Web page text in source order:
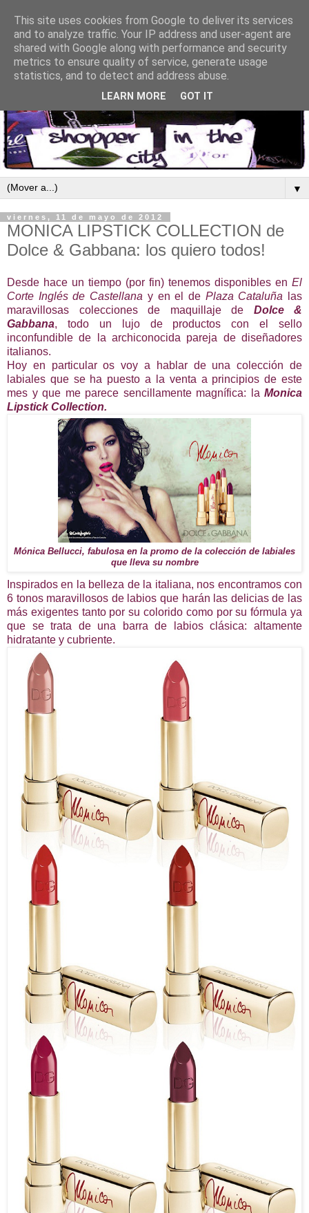
▼
viernes, 11 de mayo de 2012
MONICA LIPSTICK COLLECTION de
Dolce & Gabbana: los quiero todos!
Desde hace un tiempo (por fin) tenemos disponibles en El
Corte Inglés de Castellana y en el de Plaza Cataluña
las
maravillosas colecciones de maquillaje de Dolce &
Gabbana, todo un lujo de productos con el sello
inconfundible de la archiconocida pareja de diseñadores
italianos.
Hoy en particular os voy a hablar de una colección de
labiales que se ha puesto a la venta a principios de este
mes y que me parece sencillamente magnífica: laMonica
Lipstick Collection.
Mónica Bellucci, fabulosa en la promo de la colección de labiales
que lleva su nombre
Inspirados en la belleza de la italiana, nos encontramos con
6 tonos maravillosos de labios que harán las delicias de las
más exigentes tanto por su colorido como por su fórmula ya
que se trata de una barra de labios clásica: altamente
hidratante y cubriente.
This site uses cookies from Google to deliver its services
and to analyze traffic. Your IP address and user-agent are
shared with Google along with performance and security
metrics to ensure quality of service, generate usage
statistics, and to detect and address abuse.
LEARN MORE GOT IT